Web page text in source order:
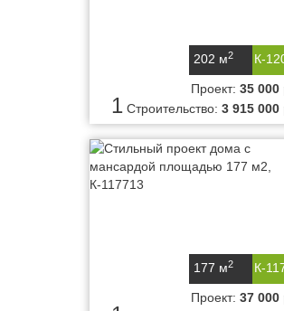
К-
202 м2
1
Проект: 35 000
Строительство: 3 915 000
К-
177 м2
Проект: 37 000